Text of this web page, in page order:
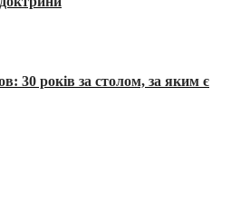
30 років за столом, за яким є